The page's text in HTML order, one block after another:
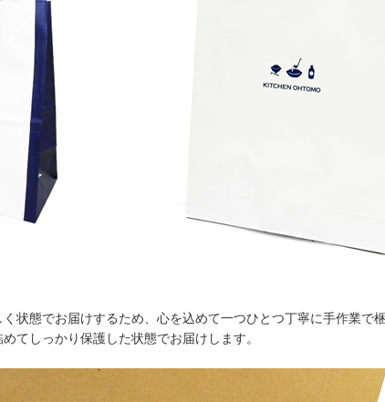
状態でお届けするため、心を込めて一つひとつ丁寧に手作業で
てしっかり保護した状態でお届けします。